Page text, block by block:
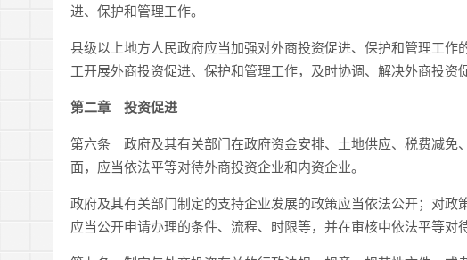
进、保护和管理工作。
县级以上地方人民政府应当加强对外商投资促进、保护和管理工
工开展外商投资促进、保护和管理工作，及时协调、解决外商投资
第二章 投资促进
第六条 政府及其有关部门在政府资金安排、土地供应、税费减免
面，应当依法平等对待外商投资企业和内资企业。
政府及其有关部门制定的支持企业发展的政策应当依法公开；对
应当公开申请办理的条件、流程、时限等，并在审核中依法平等对